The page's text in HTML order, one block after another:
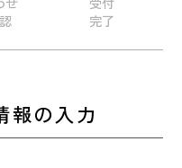
完了
報の入力